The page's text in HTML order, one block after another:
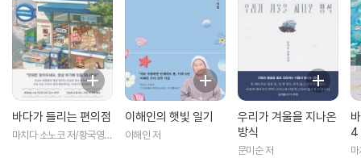
바다가 들리는 편의점
마치다 소노코 저/황국영
이해인의 햇빛 일기
이해인 저
우리가 겨울을 지나온
방식
문미순 저
4